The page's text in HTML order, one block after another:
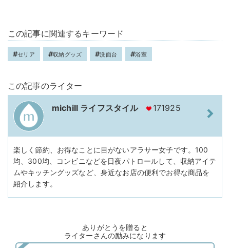
この記事に関連するキーワード
セリア 収納グッズ 洗面台 浴室
この記事のライター
michill ライフスタイル 171925
楽しく節約、お得なことに目がないアラサー女子です。100
均、300均、コンビニなどを日夜パトロールして、収納アイテ
ムやキッチングッズなど、身近なお店の便利でお得な商品を
紹介します。
ありがとうを贈ると
ライターさんの励みになります